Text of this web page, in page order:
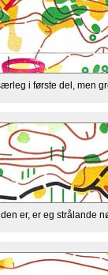
i første del, men
er, er eg strålande